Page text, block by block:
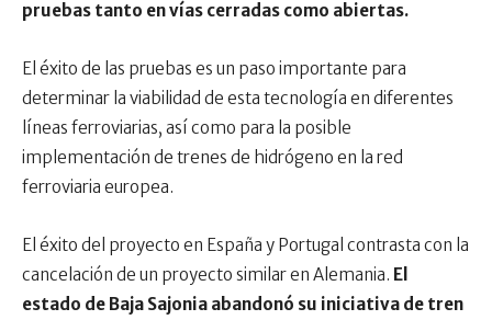
pruebas tanto en vías cerradas como abiertas.
El éxito de las pruebas es un paso importante para
determinar la viabilidad de esta tecnología en diferentes
líneas ferroviarias, así como para la posible
implementación de trenes de hidrógeno en la red
ferroviaria europea.
El éxito del proyecto en España y Portugal contrasta con la
cancelación de un proyecto similar en Alemania. El
estado de Baja Sajonia abandonó su iniciativa de tren